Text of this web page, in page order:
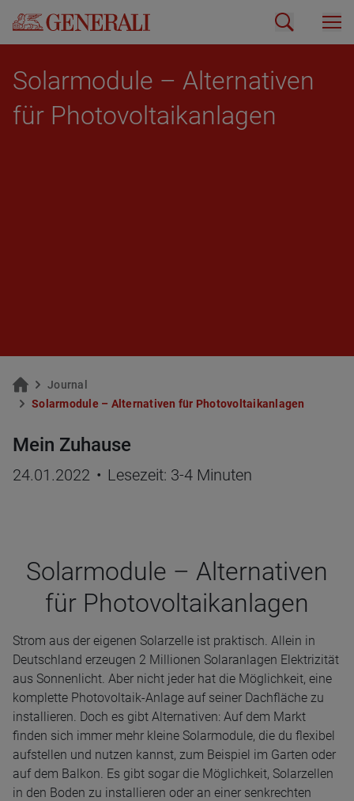
So­lar­mo­du­le – Al­ter­na­ti­ven
für Pho­to­vol­ta­ik­an­la­gen
Jour­nal
So­lar­mo­du­le – Al­ter­na­ti­ven für Pho­to­vol­ta­ik­an­la­gen
Mein Zuhause
24.01.2022 • Lesezeit: 3-4 Minuten
Solar­mo­dule – Alter­na­ti­ven
für Pho­to­vol­taik­an­la­gen
Strom aus der eigenen Solarzelle ist praktisch. Allein in
Deutschland erzeugen 2 Millionen Solaranlagen Elektrizität
aus Sonnenlicht. Aber nicht jeder hat die Möglichkeit, eine
komplette Photovoltaik-Anlage auf seiner Dachfläche zu
installieren. Doch es gibt Alternativen: Auf dem Markt
finden sich immer mehr kleine Solarmodule, die du flexibel
aufstellen und nutzen kannst, zum Beispiel im Garten oder
auf dem Balkon. Es gibt sogar die Möglichkeit, Solarzellen
in den Boden zu installieren oder an einer senkrechten